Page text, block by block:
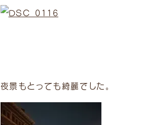
夜景もとっても綺麗でした。